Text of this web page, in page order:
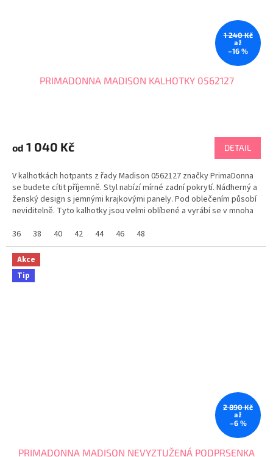
1 240 Kč
až
–16 %
PRIMADONNA MADISON KALHOTKY 0562127
od 1 040 Kč DETAIL
V kalhotkách hotpants z řady Madison 0562127 značky PrimaDonna
se budete cítit příjemně. Styl nabízí mírné zadní pokrytí. Nádherný a
ženský design s jemnými krajkovými panely. Pod oblečením působí
neviditelně. Tyto kalhotky jsou velmi oblíbené a vyrábí se v mnoha
36
38 40 42 44 46 48
Akce
Tip
2 890 Kč
až
–6 %
PRIMADONNA MADISON NEVYZTUŽENÁ PODPRSENKA